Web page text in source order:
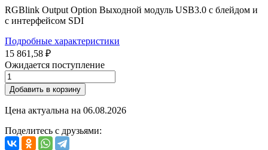
RGBlink Output Option Выходной модуль USB3.0 с блейдом и
с интерфейсом SDI
Подробные характеристики
15 861,58 ₽
Ожидается поступление
Добавить в корзину
Цена актуальна на 06.08.2026
Поделитесь с друзьями: